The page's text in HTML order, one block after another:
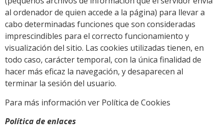
al ordenador de quien accede a la página) para llevar a
cabo determinadas funciones que son consideradas
imprescindibles para el correcto funcionamiento y
visualización del sitio. Las cookies utilizadas tienen, en
todo caso, carácter temporal, con la única finalidad de
hacer más eficaz la navegación, y desaparecen al
terminar la sesión del usuario.
Para más información ver Política de Cookies
Política de enlaces